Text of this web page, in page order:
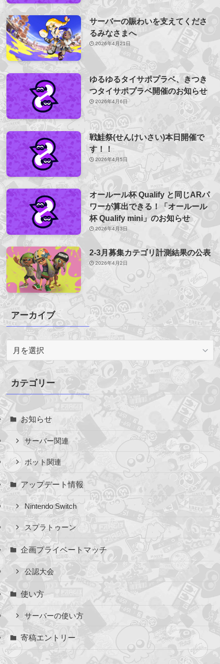
サーバーの賑わいを支えてくださ
るみなさまへ
2026年4月21日
ゆるゆるタイサポプラベ、きつき
つタイサポプラベ開催のお知らせ
2026年4月6日
戦鮭祭(せんけいさい)本日開催で
す！！
2026年4月5日
オールール杯 Qualify と同じARパ
ワーが算出できる！「オールール
杯 Qualify mini」のお知らせ
2026年4月3日
2-3月募集カテゴリ計測結果の公表
2026年4月2日
アーカイブ
カ
イ
ブ
カテゴリー
お知らせ
サーバー関連
ボット関連
アップデート情報
Nintendo Switch
スプラトゥーン
企画プライベートマッチ
公認大会
使い方
サーバーの使い方
寄稿エントリー